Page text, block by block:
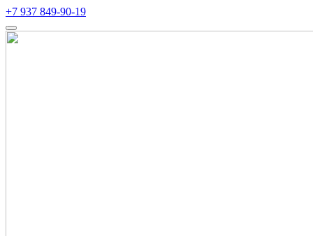
+7 937 849-90-19